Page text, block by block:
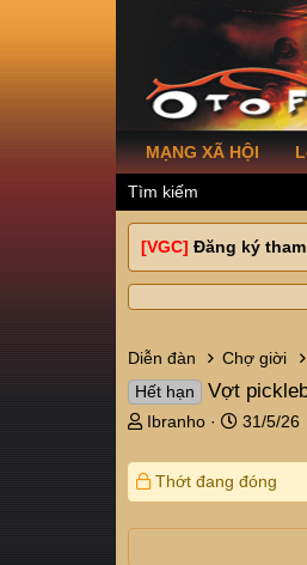
MẠNG XÃ HỘI
Tìm kiếm
[VGC] Đăng ký tham
Diễn đàn Chợ giời
Hết hạn Vợt
T
r
e
d
Ibranho
N
à
y
ử
31/5/26
Thớt đang đóng